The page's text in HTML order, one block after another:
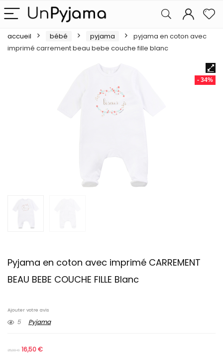
accueil bébé pyjama
pyjama en coton avec
imprimé carrement beau bebe couche fille blanc
- 34%
Pyjama en coton avec imprimé CARREMENT
BEAU BEBE COUCHE FILLE Blanc
Ajouter votre avis
5 Pyjama
25,00€ 16,50€